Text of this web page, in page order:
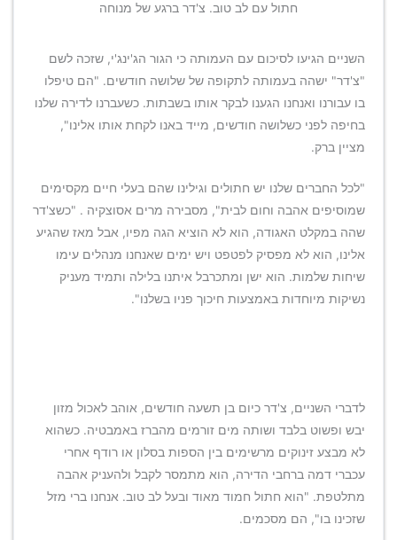
חתול עם לב טוב. צ'דר ברגע של מנוחה
השניים הגיעו לסיכום עם העמותה כי הגור הג'ינג'י, שזכה לשם
"צ'דר" ישהה בעמותה לתקופה של שלושה חודשים. "הם טיפלו
בו עבורנו ואנחנו הגענו לבקר אותו בשבתות. כשעברנו לדירה שלנו
בחיפה לפני כשלושה חודשים, מייד באנו לקחת אותו אלינו",
מציין ברק.
"לכל החברים שלנו יש חתולים וגילינו שהם בעלי חיים מקסימים
שמוסיפים אהבה וחום לבית", מסבירה מרים אסוצקיה . "כשצ'דר
שהה במקלט האגודה, הוא לא הוציא הגה מפיו, אבל מאז שהגיע
אלינו, הוא לא מפסיק לפטפט ויש ימים שאנחנו מנהלים עימו
שיחות שלמות. הוא ישן ומתכרבל איתנו בלילה ותמיד מעניק
נשיקות מיוחדות באמצעות חיכוך פניו בשלנו".
לדברי השניים, צ'דר כיום בן תשעה חודשים, אוהב לאכול מזון
יבש ופשוט בלבד ושותה מים זורמים מהברז באמבטיה. כשהוא
לא מבצע זינוקים מרשימים בין הספות בסלון או רודף אחרי
עכברי דמה ברחבי הדירה, הוא מתמסר לקבל ולהעניק אהבה
מתלטפת. "הוא חתול חמוד מאוד ובעל לב טוב. אנחנו ברי מזל
שזכינו בו", הם מסכמים.